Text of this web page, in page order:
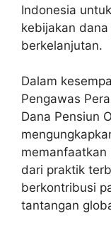
Indonesia
kebijakan
berkelanjutan.
Dalam
Pengawas
Dana Pensiun
dari praktik
berkontribusi
tantangan